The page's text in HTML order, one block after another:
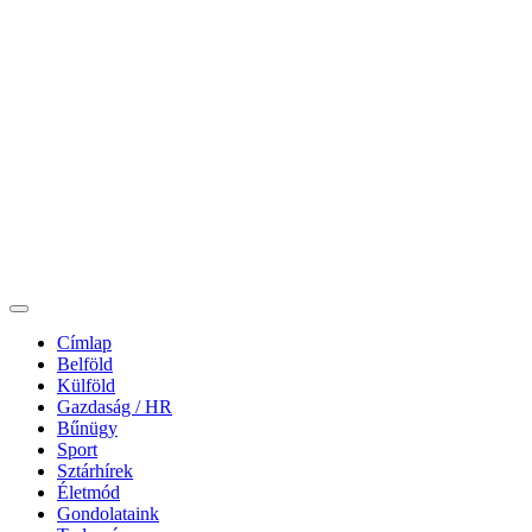
Címlap
Belföld
Külföld
Gazdaság / HR
Bűnügy
Sport
Sztárhírek
Életmód
Gondolataink